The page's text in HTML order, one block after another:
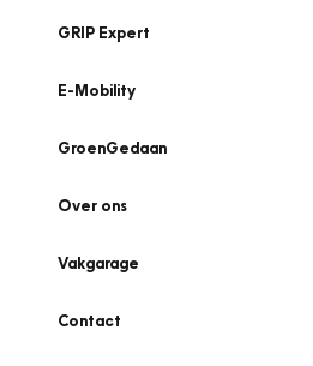
GRIP Expert
E-Mobility
GroenGedaan
Over ons
Vakgarage
Contact